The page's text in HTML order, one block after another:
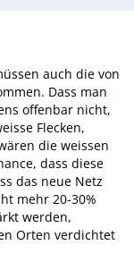
auch die von
Dass man
offenbar nicht,
Flecken,
die weissen
dass diese
das neue Netz
mehr 20-30%
werden,
Orten verdichtet